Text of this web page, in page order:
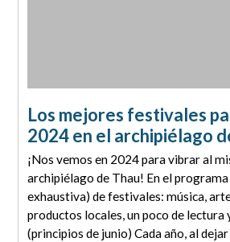
Los mejores festivales
2024 en el archipiélago
¡Nos vemos en 2024 para vibrar al
archipiélago de Thau! En el
exhaustiva) de festivales: música,
productos locales, un poco de lectura
(principios de junio) Cada año, al